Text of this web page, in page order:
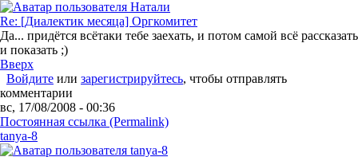
Re: [Диалектик месяца] Оргкомитет
Да... придётся всётаки тебе заехать, и потом самой всё рассказать
и показать ;)
Вверх
Войдите или зарегистрируйтесь, чтобы отправлять
комментарии
вс, 17/08/2008 - 00:36
Постоянная ссылка (Permalink)
tanya-8